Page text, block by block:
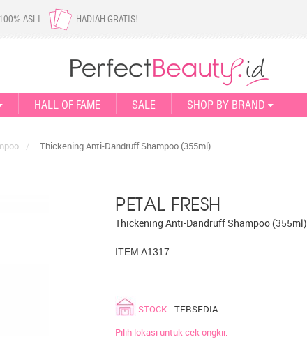
100% ASLI HADIAH GRATIS!
HALL OF FAME SALE SHOP BY BRAND
/ Thickening Anti-Dandruff Shampoo (355ml)
PETAL FRESH
Thickening Anti-Dandruff Shampoo (355ml)
ITEM A1317
STOCK : TERSEDIA
Pilih lokasi untuk cek ongkir.